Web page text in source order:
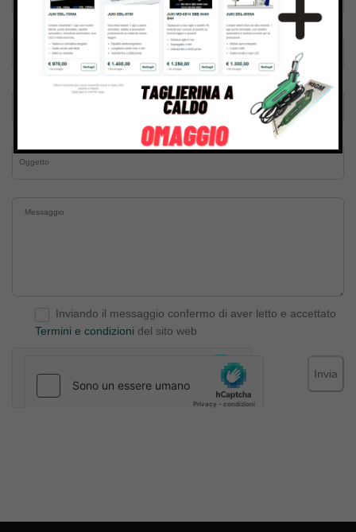
Inviando il messaggio confermo di aver letto e accettato
Termini e condizioni del sito web
Invia